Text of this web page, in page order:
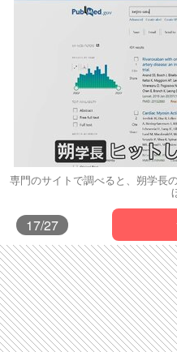
専門のサイトで調べると、朔学長
17/27